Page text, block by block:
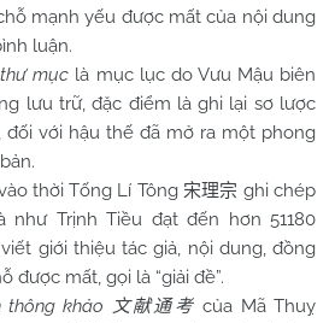
mạnh yếu được mất của nội dung
luận.
mục là mục lục do Vưu Mậu biên
lưu trữ, đặc điểm là ghi lại sơ lược
đối với hậu thế đã mở ra một phong
thời Tống Lí Tông 宋理宗 ghi chép
như Trịnh Tiều đạt đến hơn 51180
giới thiệu tác giả, nội dung, đồng
được mất, gọi là “giải đề”.
thông khảo 文献通考 của Mã Thuỵ